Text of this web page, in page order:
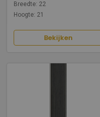
Breedte: 22
Hoogte: 21
Bekijken